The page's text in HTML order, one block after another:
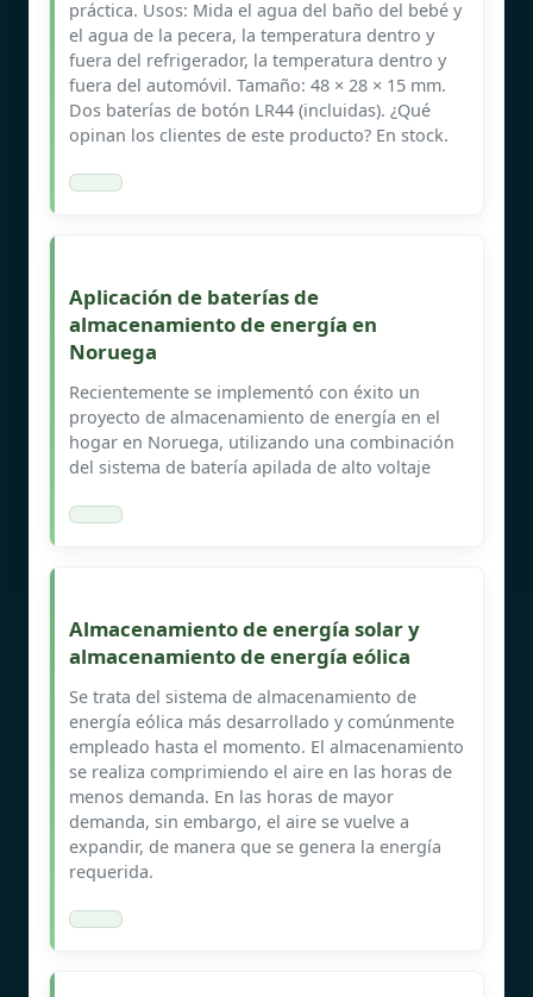
práctica. Usos: Mida el agua del baño del bebé y
el agua de la pecera, la temperatura dentro y
fuera del refrigerador, la temperatura dentro y
fuera del automóvil. Tamaño: 48 × 28 × 15 mm.
Dos baterías de botón LR44 (incluidas). ¿Qué
opinan los clientes de este producto? En stock.
Aplicación de baterías de
almacenamiento de energía en
Noruega
Recientemente se implementó con éxito un
proyecto de almacenamiento de energía en el
hogar en Noruega, utilizando una combinación
del sistema de batería apilada de alto voltaje
Almacenamiento de energía solar y
almacenamiento de energía eólica
Se trata del sistema de almacenamiento de
energía eólica más desarrollado y comúnmente
empleado hasta el momento. El almacenamiento
se realiza comprimiendo el aire en las horas de
menos demanda. En las horas de mayor
demanda, sin embargo, el aire se vuelve a
expandir, de manera que se genera la energía
requerida.